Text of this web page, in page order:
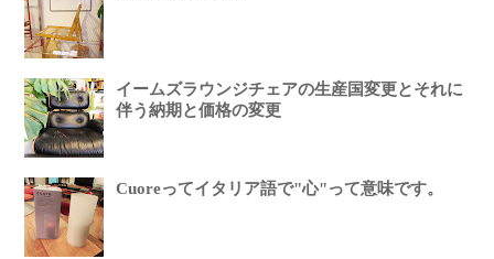
イームズラウンジチェアの生産国変更とそれに
伴う納期と価格の変更
Cuoreってイタリア語で"心"って意味です。